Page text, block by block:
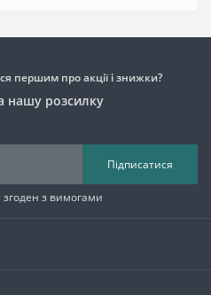
першим про акції і знижки?
нашу розсилку
Підписатися
і згоден з вимогами